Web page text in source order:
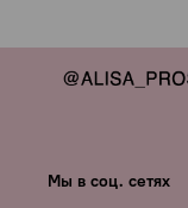
Мы в соц. сетях